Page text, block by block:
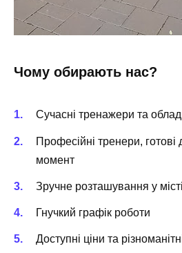
Чому обирають нас?
Сучасні тренажери та
Професійні тренери, готові
момент
Зручне розташування у
Гнучкий графік роботи
Доступні ціни та